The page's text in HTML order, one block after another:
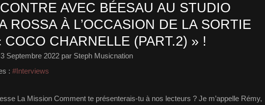
AVEC BÉESAU AU STUDIO
ROSSA À L’OCCASION DE LA SORTIE
COCO CHARNELLE (PART.2) » !
3 Septembre 2022 par Steph Musicnation
: #Interviews
La Mission Comment te présenterais-tu à nos lecteurs ? Je m’appelle Rémy,